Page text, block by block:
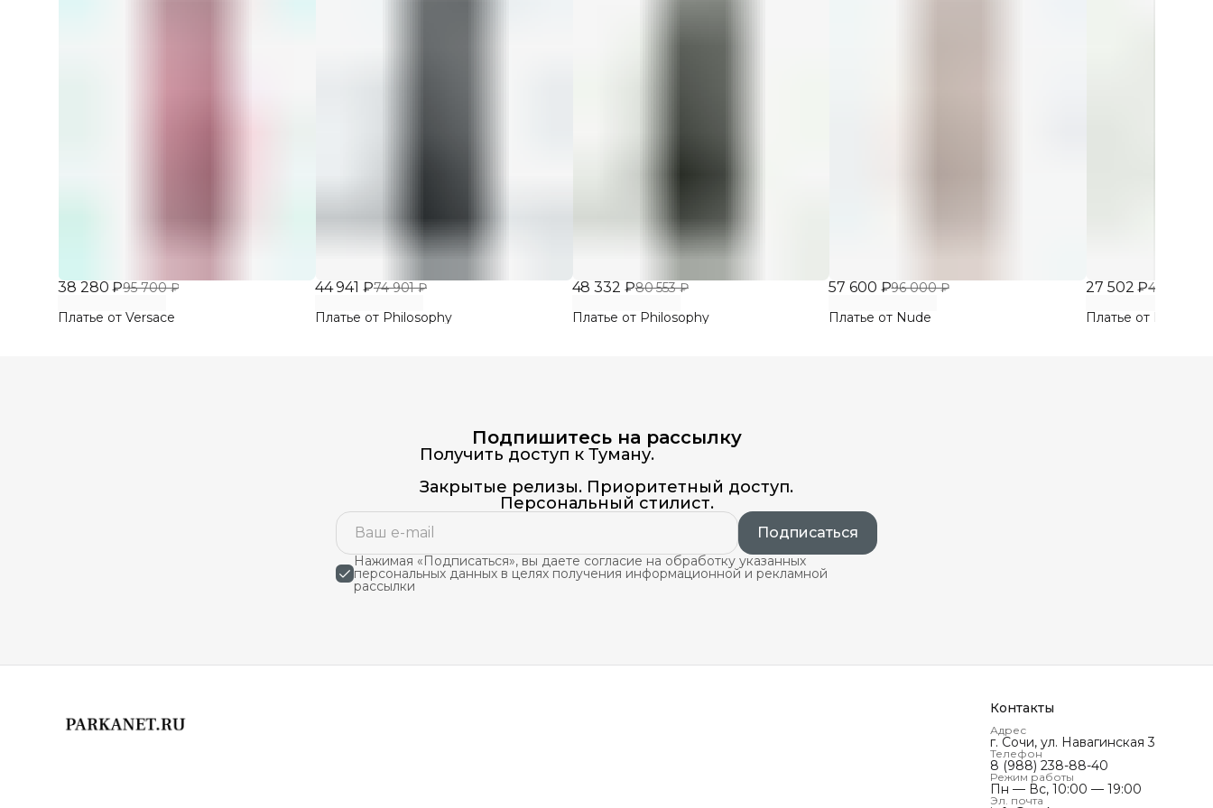
38 280 ₽95 700 ₽
Платье от Versace
44 941 ₽74 901 ₽
Платье от Philosophy
48 332 ₽80 553 ₽
Платье от Philosophy
57 600 ₽96 000 ₽
Платье от Nude
27 502 ₽45 836 ₽
Платье от Nude
Подпишитесь на рассылку
Получить доступ к Туману.
Закрытые релизы. Приоритетный доступ.
Персональный стилист.
Подписаться
Нажимая «Подписаться», вы даете согласие на обработку указанных
персональных данных в целях получения информационной и рекламной
рассылки
Контакты
Адрес
г. Сочи, ул. Навагинская 3
Телефон
8 (988) 238-88-40
Режим работы
Пн — Вс, 10:00 — 19:00
Эл. почта